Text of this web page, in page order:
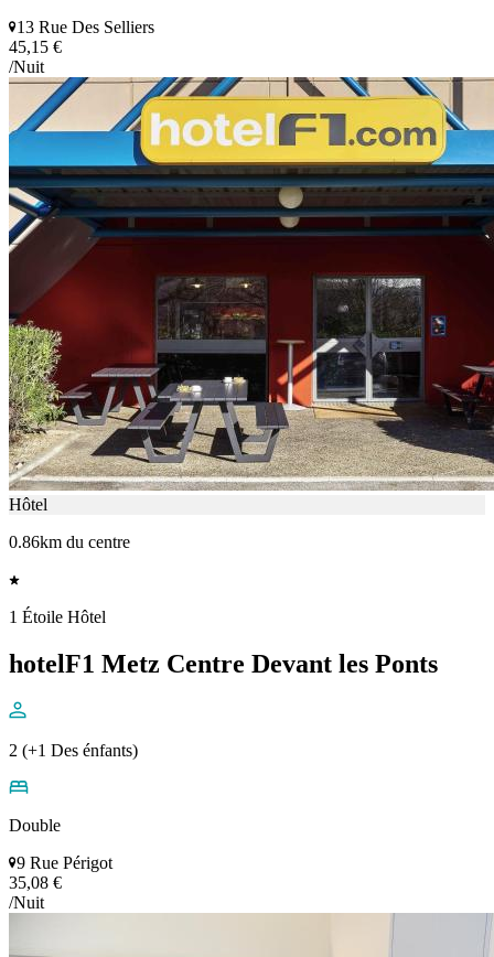
13 Rue Des Selliers
45,15 €
/Nuit
Hôtel
0.86km du centre
1 Étoile Hôtel
hotelF1 Metz Centre Devant les Ponts
2 (+1 Des énfants)
Double
9 Rue Périgot
35,08 €
/Nuit